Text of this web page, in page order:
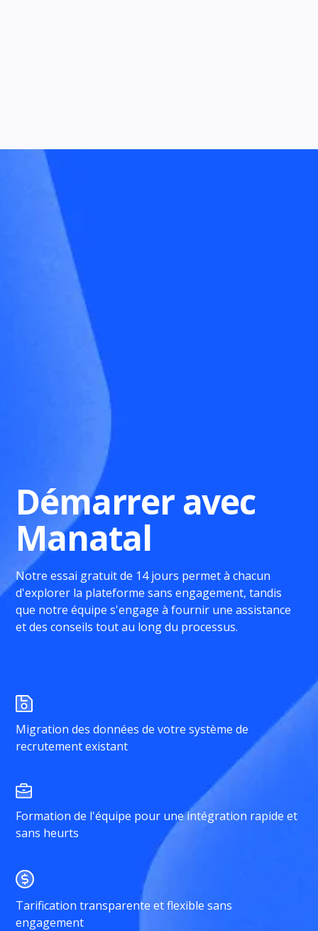
Démarrer avec
Manatal
Notre essai gratuit de 14 jours permet à chacun
d'explorer la plateforme sans engagement, tandis
que notre équipe s'engage à fournir une assistance
et des conseils tout au long du processus.
Migration des données de votre système de
recrutement existant
Formation de l'équipe pour une intégration rapide et
sans heurts
Tarification transparente et flexible sans
engagement